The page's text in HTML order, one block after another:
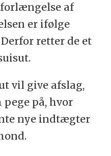
af
er ifølge
retter de et
vil give afslag,
på, hvor
nye indtægter